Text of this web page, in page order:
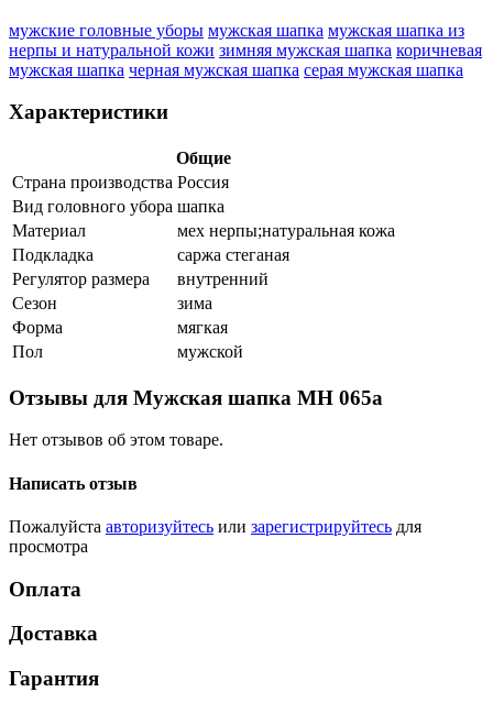
мужские головные уборы мужская шапка мужская шапка из
нерпы и натуральной кожи зимняя мужская шапка коричневая
мужская шапка черная мужская шапка серая мужская шапка
Характеристики
Общие
Страна производства Россия
Вид головного убора шапка
Материал
мех нерпы;натуральная кожа
Подкладка
саржа стеганая
Регулятор размера
внутренний
Сезон
зима
Форма
мягкая
Пол
мужской
Отзывы для Мужская шапка МН 065а
Нет отзывов об этом товаре.
Написать отзыв
Пожалуйста авторизуйтесь или зарегистрируйтесь для
просмотра
Оплата
Доставка
Гарантия